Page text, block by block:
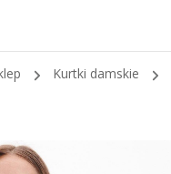
Kurtki damskie